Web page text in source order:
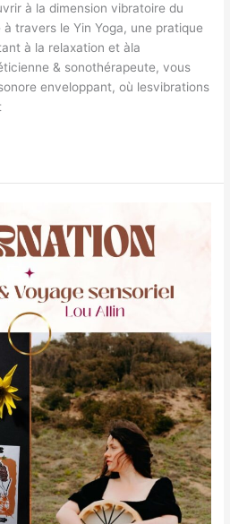
à la dimension vibratoire du
travers le Yin Yoga, une pratique
à la relaxation et àla
& sonothérapeute, vous
enveloppant, où lesvibrations